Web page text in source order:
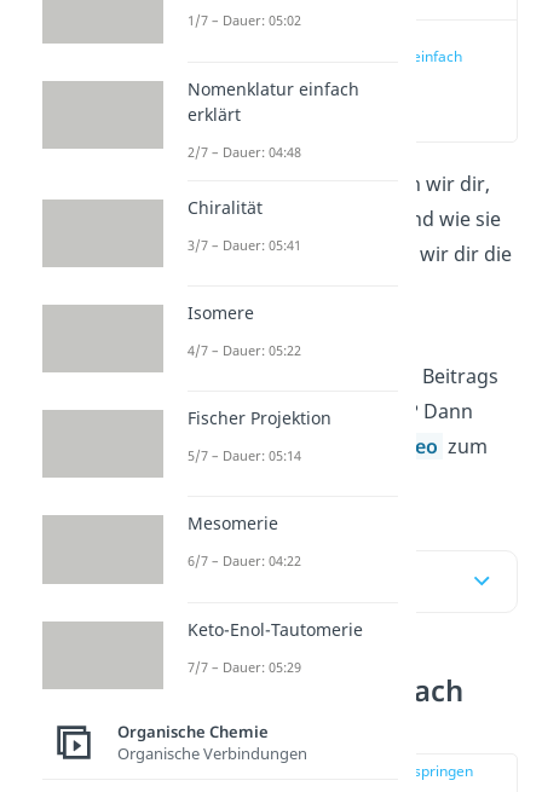
Veresterung einfach
erklärt
In diesem Beitrag erklären wir dir,
was die Veresterung ist und wie sie
abläuft. Außerdem zeigen wir dir die
Veresterung.
Du willst den Inhalt dieses Beitrags
noch schneller verstehen? Dann
schau dir gerne unser
Video zum
Veresterung einfach
erklärt
zur Stelle im Video springen
1/7 – Dauer: 05:02
Nomenklatur einfach
erklärt
2/7 – Dauer: 04:48
Chiralität
3/7 – Dauer: 05:41
Isomere
4/7 – Dauer: 05:22
Fischer Projektion
5/7 – Dauer: 05:14
Mesomerie
6/7 – Dauer: 04:22
Keto-Enol-Tautomerie
7/7 – Dauer: 05:29
Organische Chemie
Organische Verbindungen